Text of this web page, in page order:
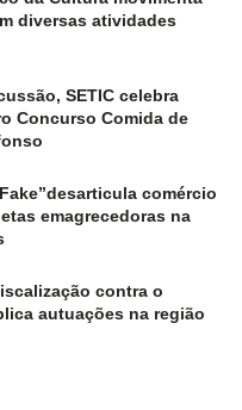
diversas atividades
SETIC celebra
Concurso Comida de
comércio
emagrecedoras na
contra o
autuações na região